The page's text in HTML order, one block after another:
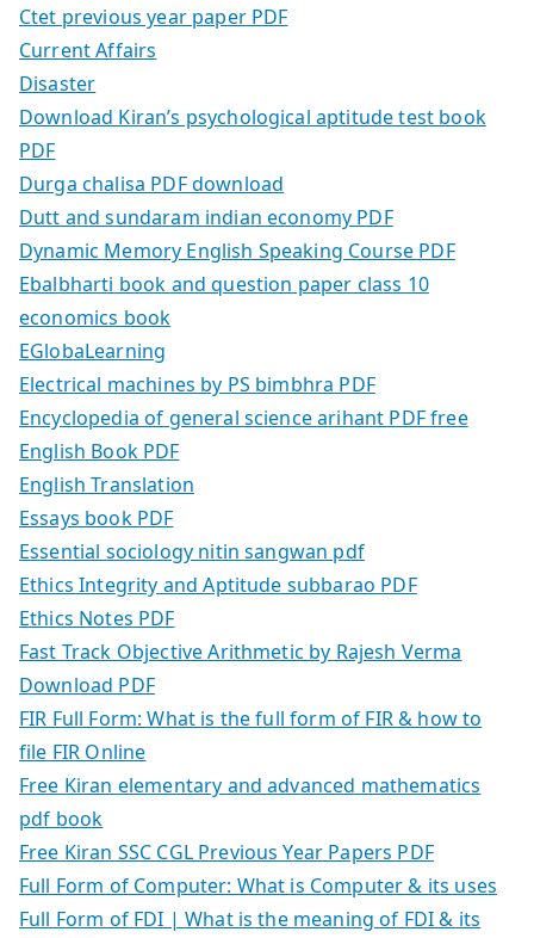
Ctet previous year paper PDF
Current Affairs
Disaster
Download Kiran’s psychological aptitude test book
PDF
Durga chalisa PDF download
Dutt and sundaram indian economy PDF
Dynamic Memory English Speaking Course PDF
Ebalbharti book and question paper class 10
economics book
EGlobaLearning
Electrical machines by PS bimbhra PDF
Encyclopedia of general science arihant PDF free
English Book PDF
English Translation
Essays book PDF
Essential sociology nitin sangwan pdf
Ethics Integrity and Aptitude subbarao PDF
Ethics Notes PDF
Fast Track Objective Arithmetic by Rajesh Verma
Download PDF
FIR Full Form: What is the full form of FIR & how to
file FIR Online
Free Kiran elementary and advanced mathematics
pdf book
Free Kiran SSC CGL Previous Year Papers PDF
Full Form of Computer: What is Computer & its uses
Full Form of FDI | What is the meaning of FDI & its